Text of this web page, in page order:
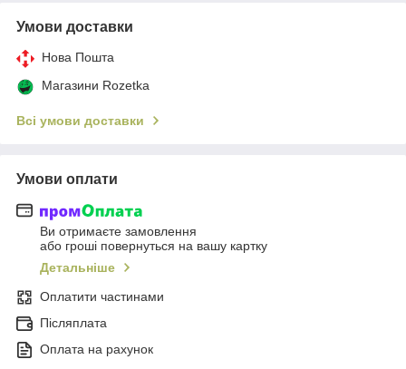
Умови доставки
Нова Пошта
Магазини Rozetka
Всі умови доставки
Умови оплати
Ви отримаєте замовлення
або гроші повернуться на вашу картку
Детальніше
Оплатити частинами
Післяплата
Оплата на рахунок